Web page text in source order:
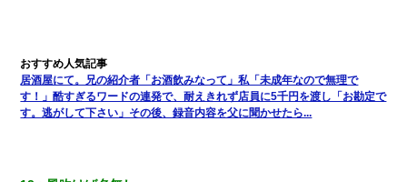
今日夫の実家に泊ったんだけど、朝起きたら股間がなんかモッコ
リしてた
居酒屋にて。兄の紹介者「お酒飲みなって」私「未成年なので無理で
す！」酷すぎるワードの連発で、耐えきれず店員に5千円を渡し「お勘定で
す。逃がして下さい」その後、録音内容を父に聞かせたら...